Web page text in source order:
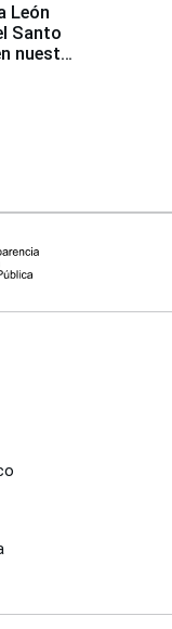
León
Santo
nuestro